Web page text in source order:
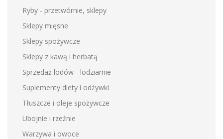
Ryby - przetwórnie, sklepy
Sklepy mięsne
Sklepy spożywcze
Sklepy z kawą i herbatą
Sprzedaż lodów - lodziarnie
Suplementy diety i odżywki
Tłuszcze i oleje spożywcze
Ubojnie i rzeźnie
Warzywa i owoce